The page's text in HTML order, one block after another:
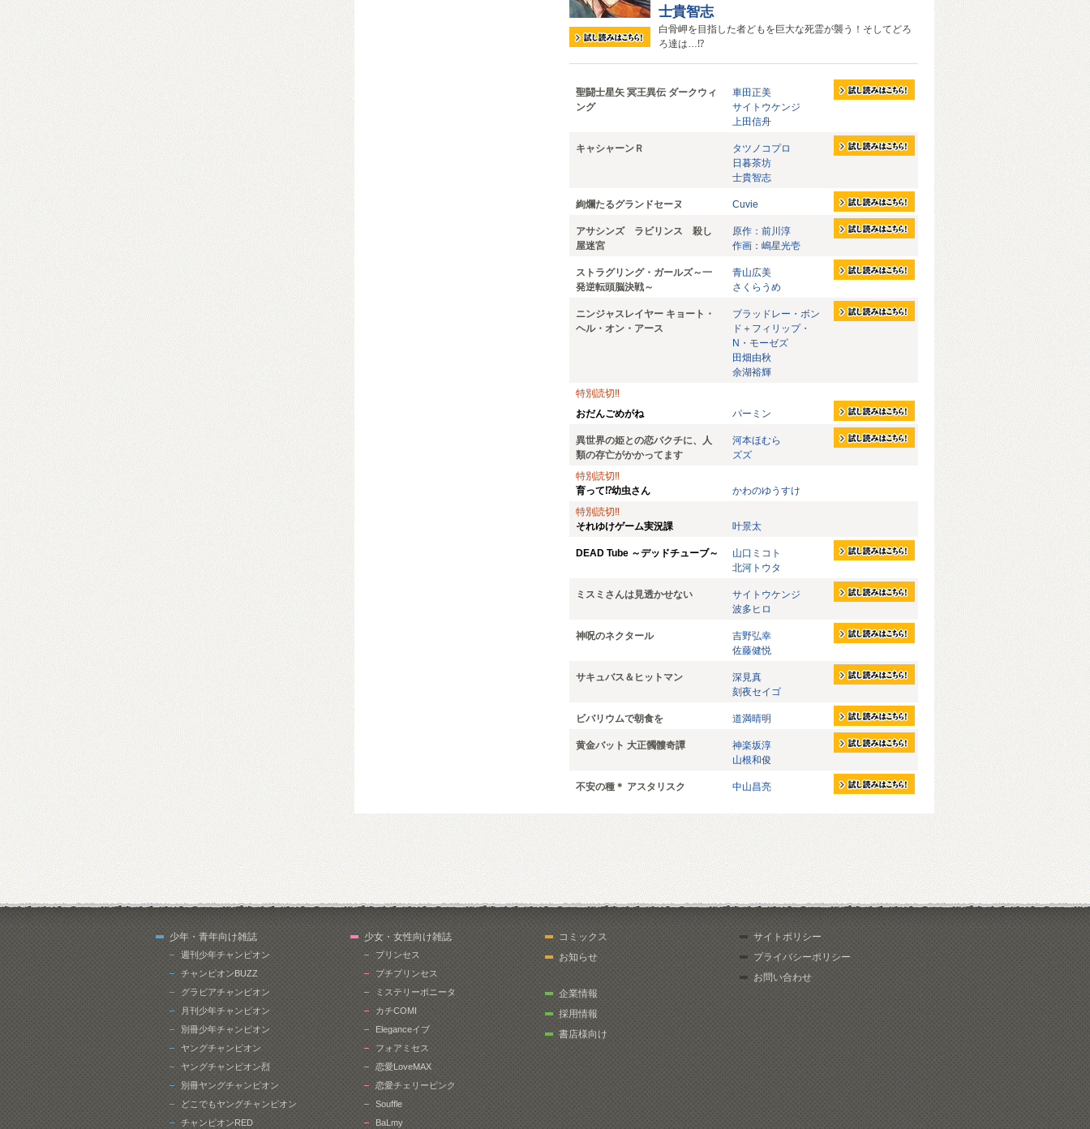
士貴智志
白骨岬を目指した者どもを巨大な死霊が襲う！そしてどろ
ろ達は…⁉
聖闘士星矢 冥王異伝 ダークウィ
ング
車田正美
サイトウケンジ
上田信舟
キャシャーンＲ
タツノコプロ
日暮茶坊
士貴智志
絢爛たるグランドセーヌ Cuvie
アサシンズ ラビリンス 殺し
屋迷宮
原作：前川淳
作画：嶋星光壱
ストラグリング・ガールズ～一
発逆転頭脳決戦～
青山広美
さくらうめ
ニンジャスレイヤー キョート・
ヘル・オン・アース
ブラッドレー・ボン
ド＋フィリップ・
N・モーゼズ
田畑由秋
余湖裕輝
特別読切‼
おだんごめがね
パーミン
異世界の姫との恋バクチに、人
類の存亡がかかってます
河本ほむら
ズズ
特別読切‼
育って⁉幼虫さん
かわのゆうすけ
特別読切‼
それゆけゲーム実況課
叶景太
DEAD Tube ～デッドチューブ～
山口ミコト
北河トウタ
ミスミさんは見透かせない
サイトウケンジ
波多ヒロ
神呪のネクタール
吉野弘幸
佐藤健悦
サキュバス＆ヒットマン
深見真
刻夜セイゴ
ビバリウムで朝食を 道満晴明
黄金バット 大正髑髏奇譚
神楽坂淳
山根和俊
不安の種＊ アスタリスク 中山昌亮
少年・青年向け雑誌
週刊少年チャンピオン
チャンピオンBUZZ
グラビアチャンピオン
月刊少年チャンピオン
別冊少年チャンピオン
ヤングチャンピオン
ヤングチャンピオン烈
別冊ヤングチャンピオン
どこでもヤングチャンピオン
チャンピオンRED
少女・女性向け雑誌
プリンセス
プチプリンセス
ミステリーボニータ
カチCOMI
Eleganceイブ
フォアミセス
恋愛LoveMAX
恋愛チェリーピンク
Souffle
BaLmy
コミックス
お知らせ
企業情報
採用情報
書店様向け
サイトポリシー
プライバシーポリシー
お問い合わせ